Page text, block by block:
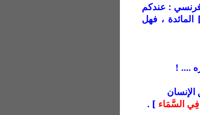
فرنسي : عندكم
لَكُمْ دِينَكُمْ .. {3} ] المائدة ، فهل
.... !
السَّمَاء ]
.